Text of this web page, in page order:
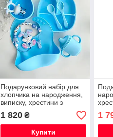
Подарунковий набір для
хлопчика на народження,
виписку, хрестини з
іменним гризунком Зайчик
Банні (бебі блю)
1 820₴
Купити
1